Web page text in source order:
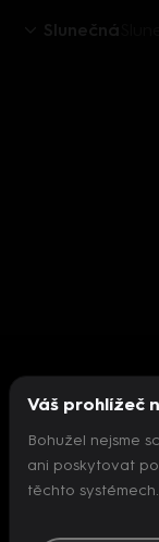
Slunečná
Váš prohlížeč
Bohužel nejsme
ani poskytovat
těchto systémech.